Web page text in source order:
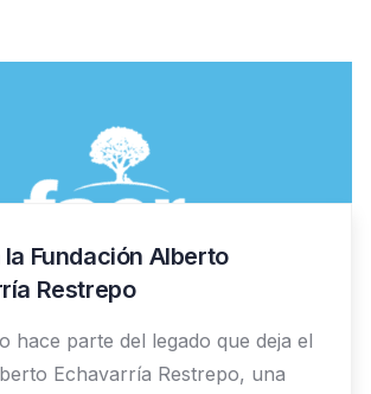
la Fundación Alberto
Restrepo
hace parte del legado que deja el
Echavarría Restrepo, una